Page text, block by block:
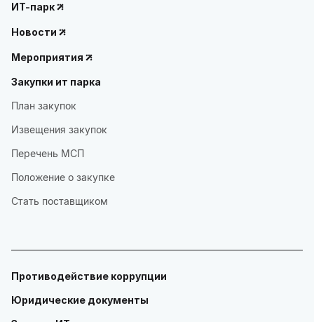
ИТ-парк
Новости
Мероприятия
Закупки ит парка
План закупок
Извещения закупок
Перечень МСП
Положение о закупке
Стать поставщиком
Противодействие коррупции
Юридические документы